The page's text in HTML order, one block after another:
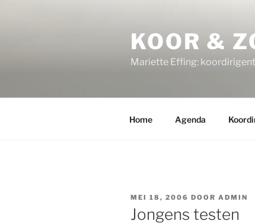
KOOR &
Mariette Effing:
Home Agenda
GEPLAATST
OP
MEI 18, 2006 DOOR ADMIN
Jongens testen